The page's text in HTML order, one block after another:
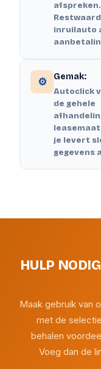
afspreken.
inruilauto
⚙️ Gemak:
Autoclick
de gehele
je levert
gegevens
HULP
Maak gebruik van
met de
behalen
Voeg dan de